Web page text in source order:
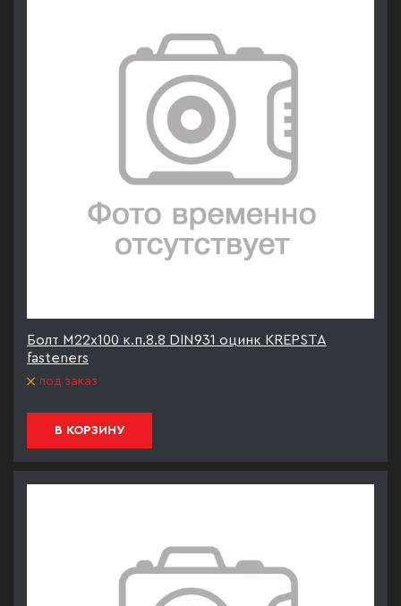
Болт М22х100 к.п.8.8 DIN931 оцинк KREPSTA
fasteners
под заказ
В КОРЗИНУ